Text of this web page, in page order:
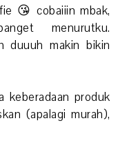
😘 cobaiiin mbak,
menurutku.
duuuh makin bikin
keberadaan produk
(apalagi murah),